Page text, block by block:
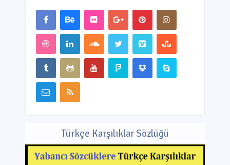
Türkçe Karşılıklar Sözlüğü